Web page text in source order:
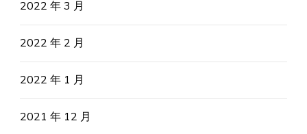
2022 年 3 月
2022 年 2 月
2022 年 1 月
2021 年 12 月